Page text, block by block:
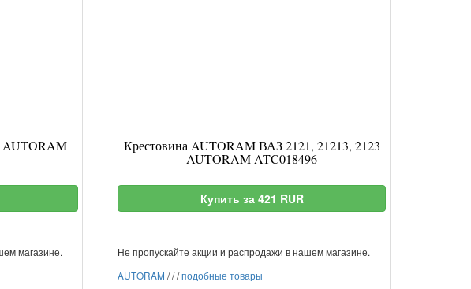
AUTORAM
магазине.
Крестовина AUTORAM ВАЗ 2121, 21213, 2123
AUTORAM ATC018496
Купить за 421 RUR
Не пропускайте акции и распродажи в нашем магазине.
AUTORAM ///подобные товары